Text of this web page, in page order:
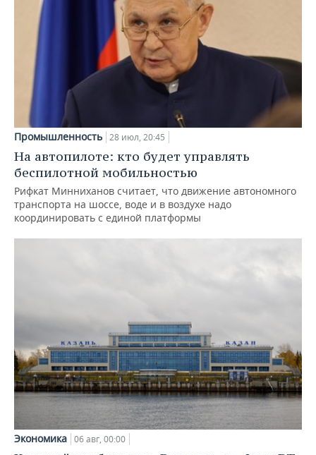
Промышленность 28 июл, 20:45
На автопилоте: кто будет управлять
беспилотной мобильностью
Рифкат Минниханов считает, что движение автономного
транспорта на шоссе, воде и в воздухе надо
координировать с единой платформы
Экономика 06 авг, 00:00